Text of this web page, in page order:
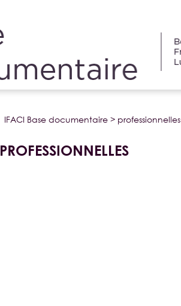
IFACI Base documentaire > professionnelles
PROFESSIONNELLES